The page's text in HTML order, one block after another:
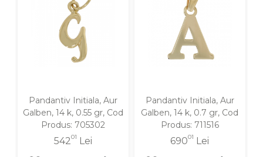
Pandantiv Initiala, Aur
Galben, 14 k, 0.55 gr, Cod
Produs: 705302
54201 Lei
Pandantiv Initiala, Aur
Galben, 14 k, 0.7 gr, Cod
Produs: 711516
69001 Lei